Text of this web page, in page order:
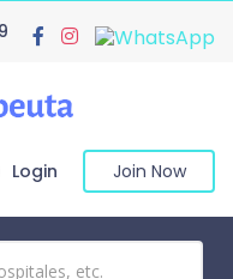
Login Join Now